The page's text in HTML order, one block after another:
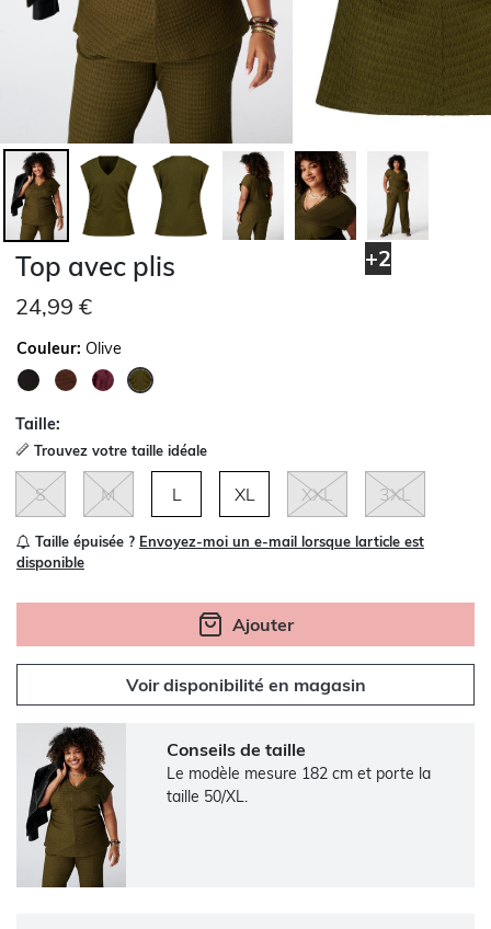
+2
Top avec plis
24,99 €
Couleur: Olive
Taille:
Trouvez votre taille idéale
S M L XL XXL 3XL
Taille épuisée ? Envoyez-moi un e-mail lorsque larticle est
disponible
Ajouter
Voir disponibilité en magasin
Conseils de taille
Le modèle mesure 182 cm et porte la
taille 50/XL.